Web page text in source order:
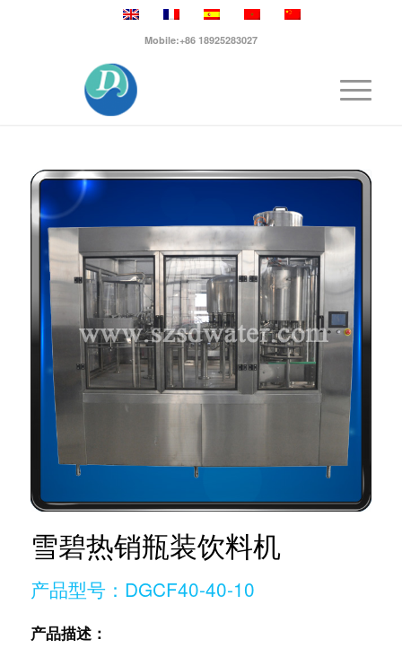
Mobile:+86 18925283027
雪碧热销瓶装饮料机
产品型号：DGCF40-40-10
产品描述：